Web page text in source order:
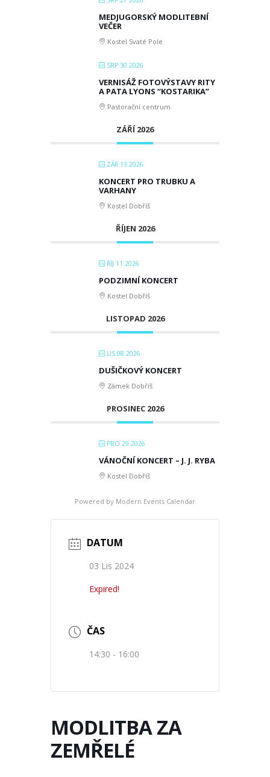
MEDJUGORSKÝ MODLITEBNÍ
VEČER
Kostel Svaté Pole
SRP 30 2026
VERNISÁŽ FOTOVÝSTAVY RITY
A PATA LYONS “KOSTARIKA”
Pastorační centrum
ZÁŘÍ 2026
ZÁŘ 13 2026
KONCERT PRO TRUBKU A
VARHANY
Kostel Dobříš
ŘÍJEN 2026
ŘÍJ 11 2026
PODZIMNÍ KONCERT
Kostel Dobříš
LISTOPAD 2026
LIS 08 2026
DUŠIČKOVÝ KONCERT
Zámek Dobříš
PROSINEC 2026
PRO 29 2026
VÁNOČNÍ KONCERT – J. J. RYBA
Kostel Dobříš
Powered by Modern Events Calendar
DATUM
03 Lis 2024
Expired!
ČAS
14:30 - 16:00
MODLITBA ZA
ZEMŘELÉ